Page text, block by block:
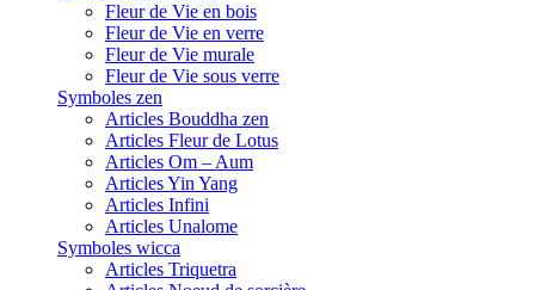
Fleur de Vie en bois
Fleur de Vie en verre
Fleur de Vie murale
Fleur de Vie sous verre
Symboles zen
Articles Bouddha zen
Articles Fleur de Lotus
Articles Om – Aum
Articles Yin Yang
Articles Infini
Articles Unalome
Symboles wicca
Articles Triquetra